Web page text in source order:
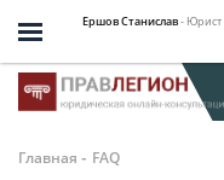
Ершов Станислав- Юрист
Главная - FAQ